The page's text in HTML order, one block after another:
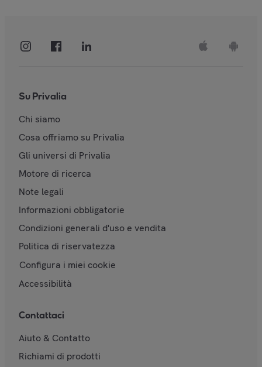
Su Privalia
Chi siamo
Cosa offriamo su Privalia
Gli universi di Privalia
Motore di ricerca
Note legali
Informazioni obbligatorie
Condizioni generali d'uso e vendita
Politica di riservatezza
Configura i miei cookie
Accessibilità
Contattaci
Aiuto & Contatto
Richiami di prodotti